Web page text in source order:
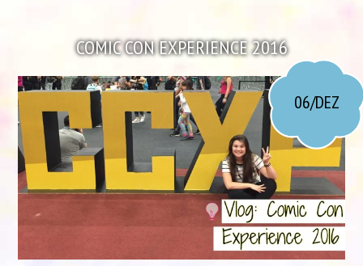
INSPIRAÇÕES
LOOK DO DIA
MORANDO JUNTOS
ORGANIZAÇÃO
PLAYLISTS
VIAGENS
VÍDEOS
COMIC CON EXPERIENCE 2016
06/DEZ